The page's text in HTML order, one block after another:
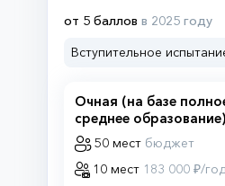
медицинская сестра
медицинской помощью,
учреждениях и
документацию
от 5 баллов в 2025 году
Вступительное
Очная (на базе
среднее образование)
50 мест бюджет
10 мест 183 000 ₽/